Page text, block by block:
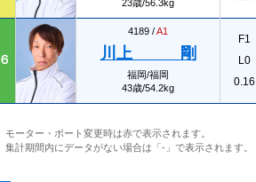
23歳/56.3kg
６
4189 /A1
川上 剛
福岡/福岡
43歳/54.2kg
F1
L0
0.16
モーター・ボート変更時は赤で表示されます。
集計期間内にデータがない場合は「-」で表示されます。